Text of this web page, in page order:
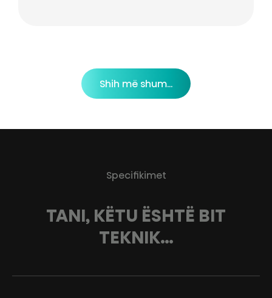
Shih më shum...
Specifikimet
TANI, KËTU ËSHTË BIT
TEKNIK…